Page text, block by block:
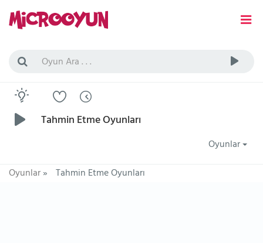
Tahmin Etme Oyunları
Oyunlar
Oyunlar» Tahmin Etme Oyunları